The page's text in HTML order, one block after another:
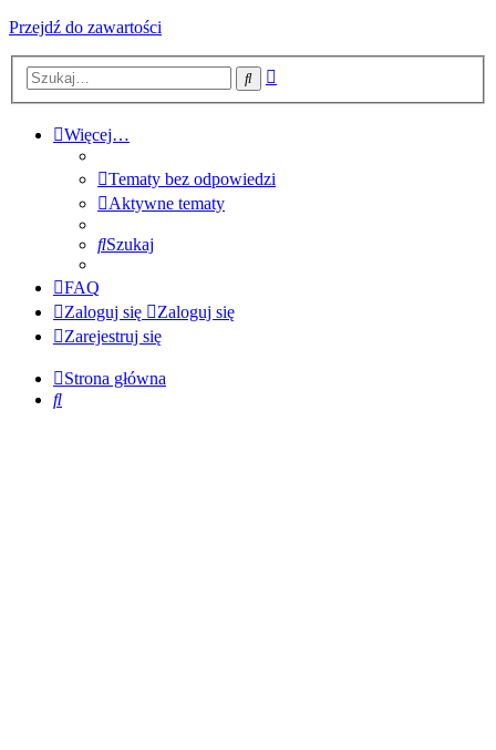
Przejdź do zawartości
Szukaj
Więcej…
Tematy bez odpowiedzi
Aktywne tematy
Szukaj
FAQ
Zaloguj się
Zaloguj się
Zarejestruj się
Strona główna
Szukaj